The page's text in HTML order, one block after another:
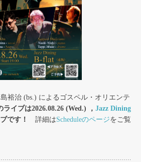
裕治 (bs.) によるゴスペル・オリエンテ
ライブは2026.08.26 (Wed.) ， Jazz Dining
です！ 詳細はScheduleのページをご覧